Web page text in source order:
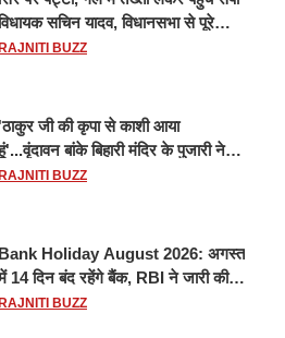
सचिन यादव, विधानसभा से पूरे
सत्र के लिए किया गया निलंबित
RAJNITI BUZZ
जी की कृपा से काशी आया
बांके बिहारी मंदिर के पुजारी ने
श्री काशी विश्वनाथ का जलाभिषेक
RAJNITI BUZZ
Bank Holiday August 2026: अगस्त
14 दिन बंद रहेंगे बैंक, RBI ने जारी की
की लिस्ट​​​​​​​
RAJNITI BUZZ